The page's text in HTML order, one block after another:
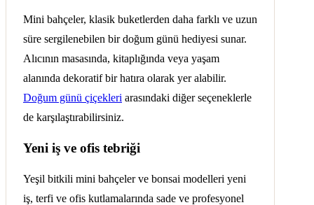
Mini bahçeler, klasik buketlerden daha farklı ve uzun
süre sergilenebilen bir doğum günü hediyesi sunar.
Alıcının masasında, kitaplığında veya yaşam
alanında dekoratif bir hatıra olarak yer alabilir.
Doğum günü çiçekleri arasındaki diğer seçeneklerle
de karşılaştırabilirsiniz.
Yeni iş ve ofis tebriği
Yeşil bitkili mini bahçeler ve bonsai modelleri yeni
iş, terfi ve ofis kutlamalarında sade ve profesyonel